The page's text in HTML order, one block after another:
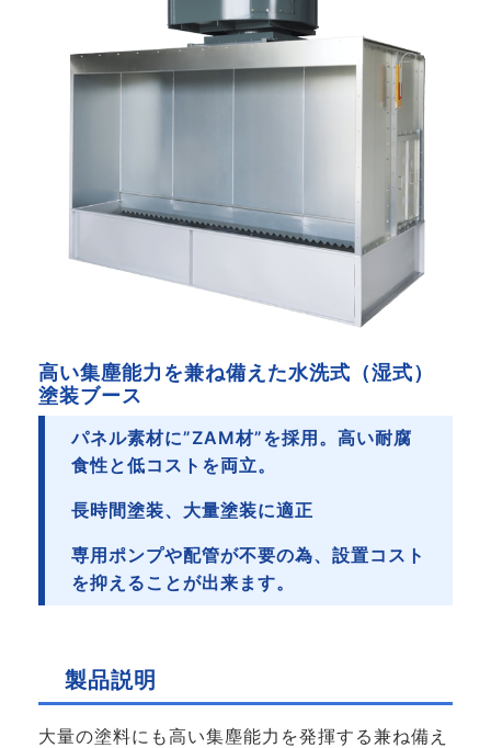
高い集塵能力を兼ね備えた水洗式（湿式）
塗装ブース
パネル素材に”ZAM材”を採用。高い耐腐
食性と低コストを両立。
長時間塗装、大量塗装に適正
専用ポンプや配管が不要の為、設置コスト
を抑えることが出来ます。
製品説明
大量の塗料にも高い集塵能力を発揮する兼ね備え